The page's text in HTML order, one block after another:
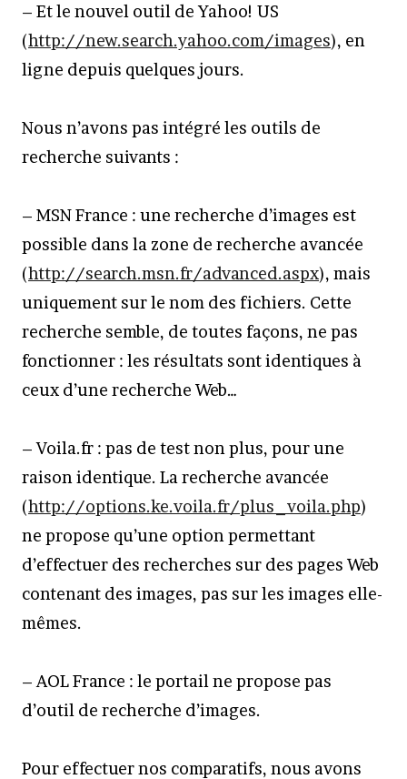
– Et le nouvel outil de Yahoo! US
(http://new.search.yahoo.com/images), en
ligne depuis quelques jours.
Nous n’avons pas intégré les outils de
recherche suivants :
– MSN France : une recherche d’images est
possible dans la zone de recherche avancée
(http://search.msn.fr/advanced.aspx), mais
uniquement sur le nom des fichiers. Cette
recherche semble, de toutes façons, ne pas
fonctionner : les résultats sont identiques à
ceux d’une recherche Web…
– Voila.fr : pas de test non plus, pour une
raison identique. La recherche avancée
(http://options.ke.voila.fr/plus_voila.php)
ne propose qu’une option permettant
d’effectuer des recherches sur des pages Web
contenant des images, pas sur les images elle-
mêmes.
– AOL France : le portail ne propose pas
d’outil de recherche d’images.
Pour effectuer nos comparatifs, nous avons